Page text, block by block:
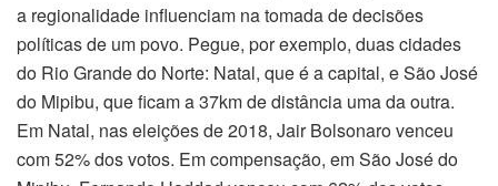
a regionalidade influenciam na tomada de decisões
políticas de um povo. Pegue, por exemplo, duas cidades
do Rio Grande do Norte: Natal, que é a capital, e São José
do Mipibu, que ficam a 37km de distância uma da outra.
Em Natal, nas eleições de 2018, Jair Bolsonaro venceu
com 52% dos votos. Em compensação, em São José do